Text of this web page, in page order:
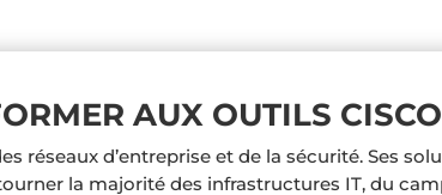
AUX OUTILS
réseaux d’entreprise et de la sécurité. Ses
la majorité des infrastructures IT, du